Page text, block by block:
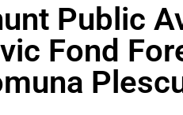
Public
Fond